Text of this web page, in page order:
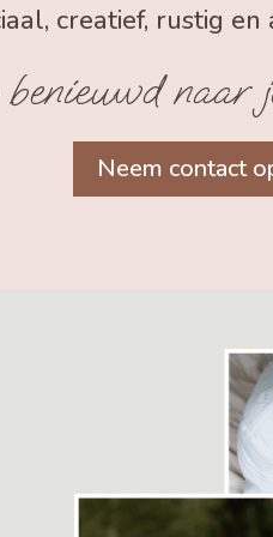
creatief, rustig
naar
Neem contact